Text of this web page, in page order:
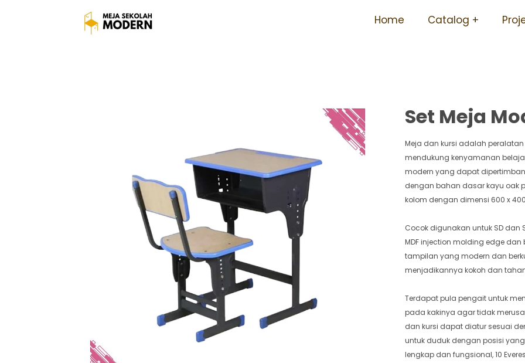
Home Catalog
Harga Meja Sekolah Besi Ergonomis
Set Meja
Meja dan kursi adalah
mendukung kenyamanan
modern yang dapat
dengan bahan dasar kayu oak
kolom dengan dimensi 600 x
Cocok digunakan untuk SD dan
MDF injection molding edge
tampilan yang modern dan
menjadikannya kokoh dan
Terdapat pula pengait untuk
pada kakinya agar tidak
dan kursi dapat diatur sesuai
untuk duduk dengan posisi
lengkap dan fungsional, 10